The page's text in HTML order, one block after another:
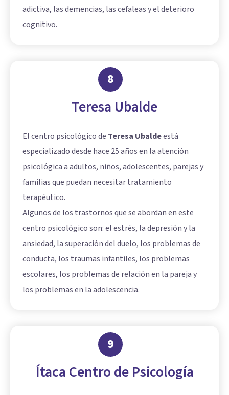
adictiva, las demencias, las cefaleas y el deterioro
cognitivo.
8
Teresa Ubalde
El centro psicológico de Teresa Ubaldeestá
especializado desde hace 25 años en la atención
psicológica a adultos, niños, adolescentes, parejas y
familias que puedan necesitar tratamiento
terapéutico.
Algunos de los trastornos que se abordan en este
centro psicológico son: el estrés, la depresión y la
ansiedad, la superación del duelo, los problemas de
conducta, los traumas infantiles, los problemas
escolares, los problemas de relación en la pareja y
los problemas en la adolescencia.
9
Ítaca Centro de Psicología